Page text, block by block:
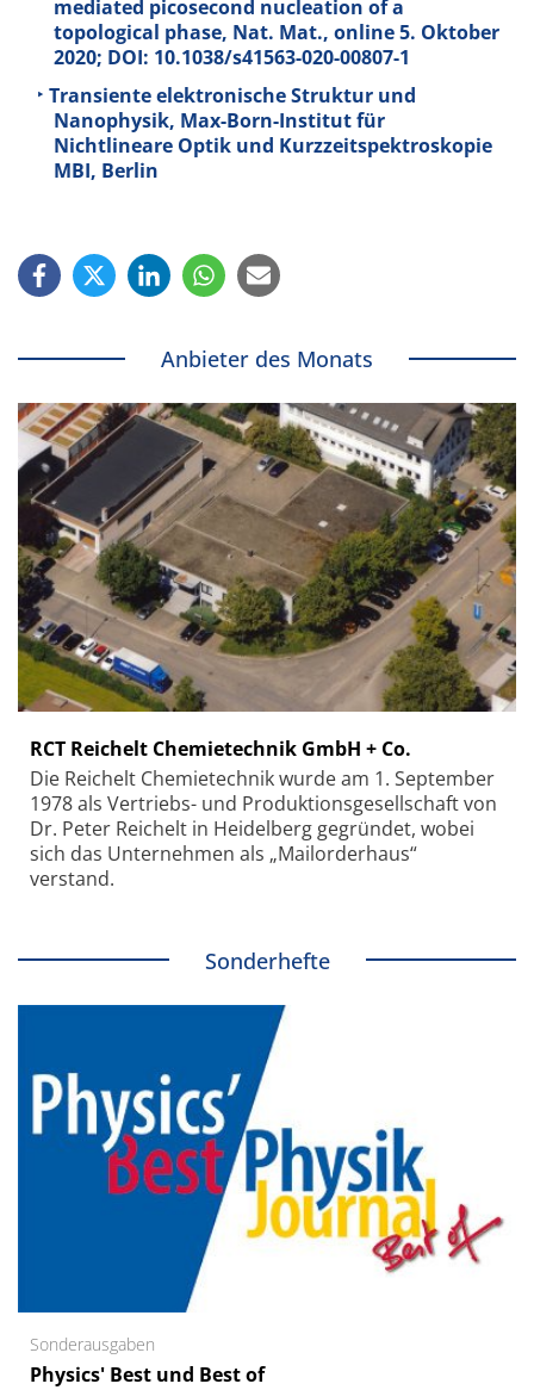
mediated picosecond nucleation of a
topological phase, Nat. Mat., online 5. Oktober
2020; DOI: 10.1038/s41563-020-00807-1
Transiente elektronische Struktur und
Nanophysik, Max-Born-Institut für
Nichtlineare Optik und Kurzzeitspektroskopie
MBI, Berlin
Anbieter des Monats
RCT Reichelt Chemietechnik GmbH + Co.
Die Reichelt Chemietechnik wurde am 1. September
1978 als Vertriebs- und Produktionsgesellschaft von
Dr. Peter Reichelt in Heidelberg gegründet, wobei
sich das Unternehmen als „Mailorderhaus“
verstand.
Sonderhefte
Sonderausgaben
Physics' Best und Best of